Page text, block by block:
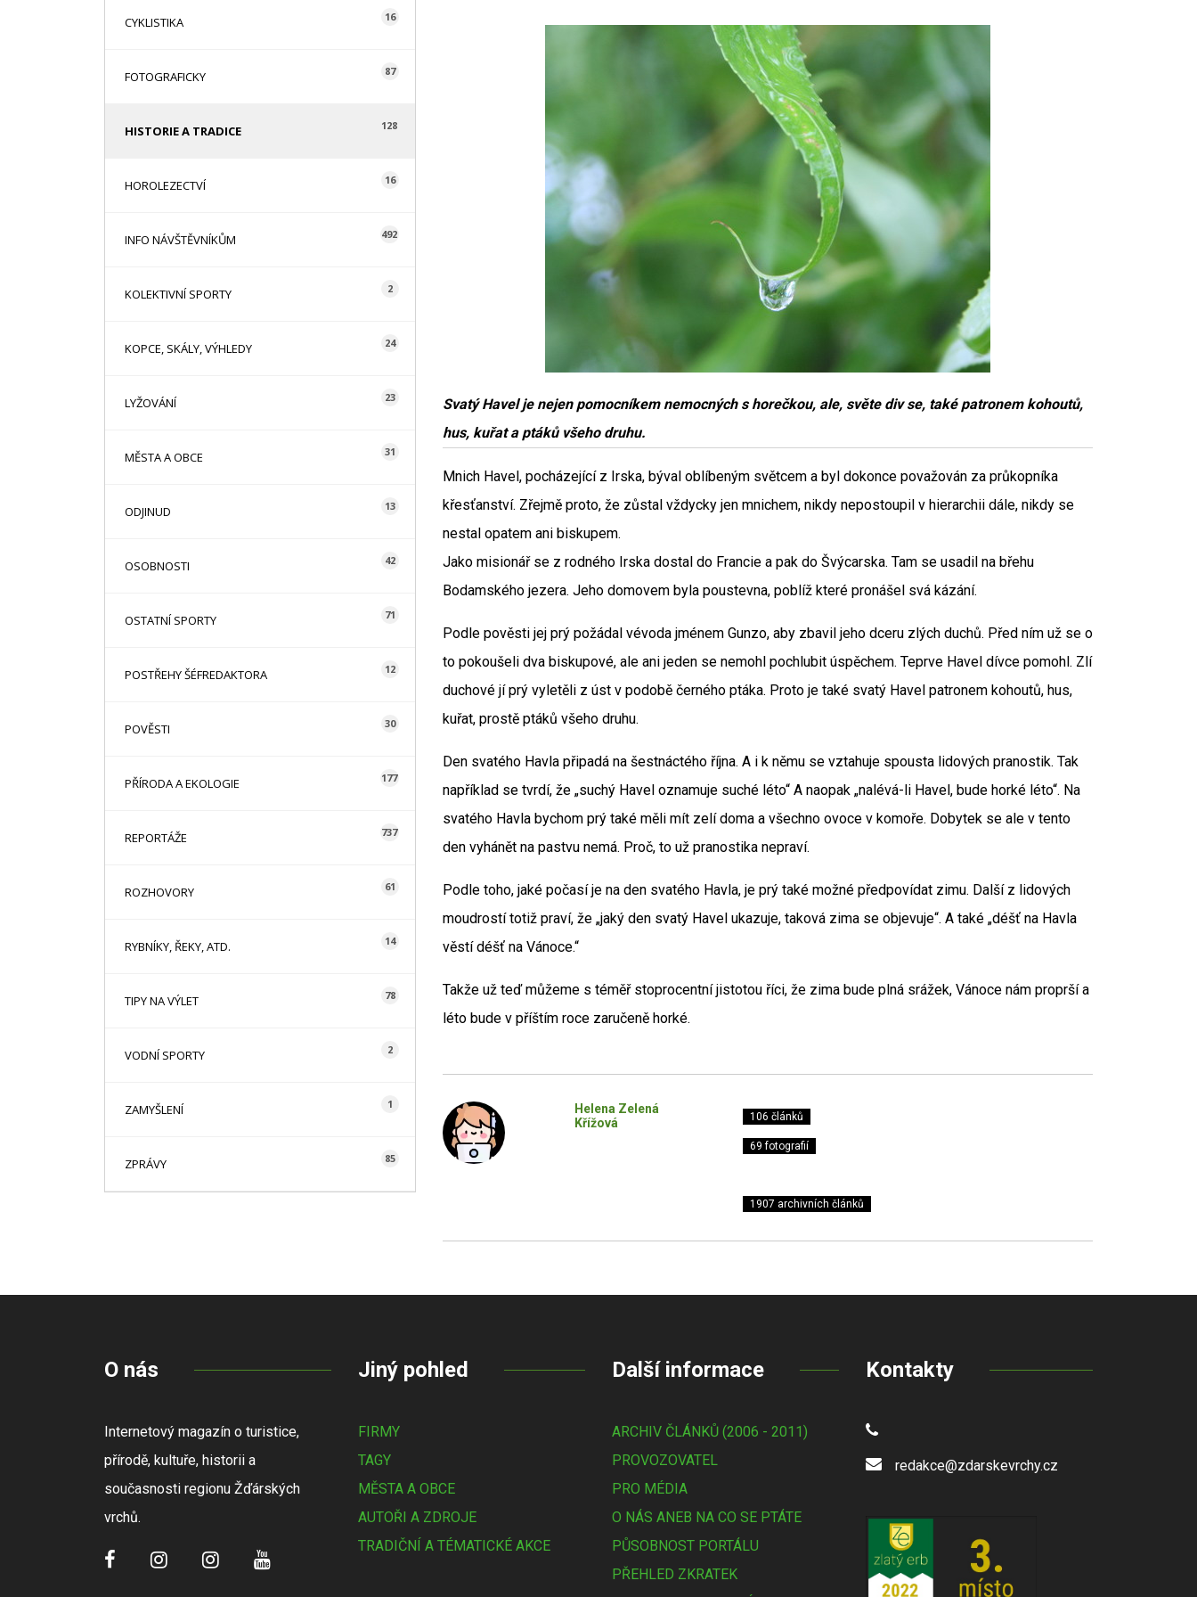
CYKLISTIKA 16
FOTOGRAFICKY 87
HISTORIE A TRADICE 128
HOROLEZECTVÍ 16
INFO NÁVŠTĚVNÍKŮM 492
KOLEKTIVNÍ SPORTY 2
KOPCE, SKÁLY, VÝHLEDY 24
LYŽOVÁNÍ 23
MĚSTA A OBCE 31
ODJINUD 13
OSOBNOSTI 42
OSTATNÍ SPORTY 71
POSTŘEHY ŠÉFREDAKTORA 12
POVĚSTI 30
PŘÍRODA A EKOLOGIE 177
REPORTÁŽE 737
ROZHOVORY 61
RYBNÍKY, ŘEKY, ATD. 14
TIPY NA VÝLET 78
VODNÍ SPORTY 2
ZAMYŠLENÍ 1
ZPRÁVY 85
Svatý Havel je nejen pomocníkem nemocných s horečkou, ale, světe div se, také patronem kohoutů,
hus, kuřat a ptáků všeho druhu.
Mnich Havel, pocházející z Irska, býval oblíbeným světcem a byl dokonce považován za průkopníka
křesťanství. Zřejmě proto, že zůstal vždycky jen mnichem, nikdy nepostoupil v hierarchii dále, nikdy se
nestal opatem ani biskupem.
Jako misionář se z rodného Irska dostal do Francie a pak do Švýcarska. Tam se usadil na břehu
Bodamského jezera. Jeho domovem byla poustevna, poblíž které pronášel svá kázání.
Podle pověsti jej prý požádal vévoda jménem Gunzo, aby zbavil jeho dceru zlých duchů. Před ním už se o
to pokoušeli dva biskupové, ale ani jeden se nemohl pochlubit úspěchem. Teprve Havel dívce pomohl. Zlí
duchové jí prý vyletěli z úst v podobě černého ptáka. Proto je také svatý Havel patronem kohoutů, hus,
kuřat, prostě ptáků všeho druhu.
Den svatého Havla připadá na šestnáctého října. A i k němu se vztahuje spousta lidových pranostik. Tak
například se tvrdí, že „suchý Havel oznamuje suché léto“ A naopak „nalévá-li Havel, bude horké léto“. Na
svatého Havla bychom prý také měli mít zelí doma a všechno ovoce v komoře. Dobytek se ale v tento
den vyhánět na pastvu nemá. Proč, to už pranostika nepraví.
Podle toho, jaké počasí je na den svatého Havla, je prý také možné předpovídat zimu. Další z lidových
moudrostí totiž praví, že „jaký den svatý Havel ukazuje, taková zima se objevuje“. A také „déšť na Havla
věstí déšť na Vánoce.“
Takže už teď můžeme s téměř stoprocentní jistotou říci, že zima bude plná srážek, Vánoce nám proprší a
léto bude v příštím roce zaručeně horké.
Helena Zelená
Křížová
106 článků
69 fotografií
1907 archivních článků
O nás
Internetový magazín o turistice,
přírodě, kultuře, historii a
současnosti regionu Žďárských
vrchů.
Jiný pohled
FIRMY
TAGY
MĚSTA A OBCE
AUTOŘI A ZDROJE
TRADIČNÍ A TÉMATICKÉ AKCE
Další informace
ARCHIV ČLÁNKŮ (2006 - 2011)
PROVOZOVATEL
PRO MÉDIA
O NÁS ANEB NA CO SE PTÁTE
PŮSOBNOST PORTÁLU
PŘEHLED ZKRATEK
Kontakty
redakce@zdarskevrchy.cz